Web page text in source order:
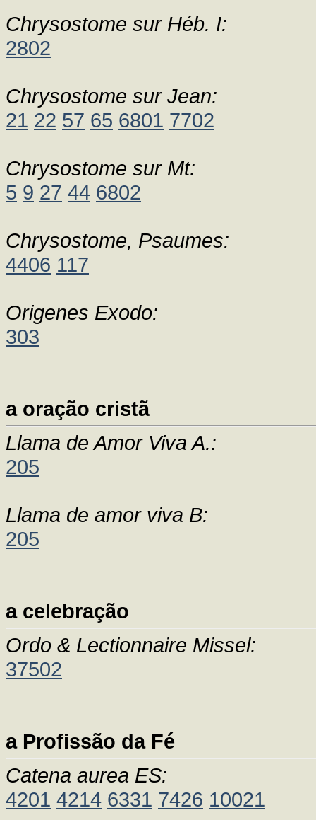
Chrysostome sur Héb. I:
2802
Chrysostome sur Jean:
21 22 57 65 6801 7702
Chrysostome sur Mt:
5 9 27 44 6802
Chrysostome, Psaumes:
4406 117
Origenes Exodo:
303
a oração cristã
Llama de Amor Viva A.:
205
Llama de amor viva B:
205
a celebração
Ordo & Lectionnaire Missel:
37502
a Profissão da Fé
Catena aurea ES:
4201 4214 6331 7426 10021